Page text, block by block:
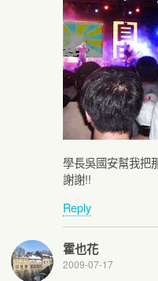
學長吳國安幫我把
謝謝!!
Reply
霍也花
2009-07-17